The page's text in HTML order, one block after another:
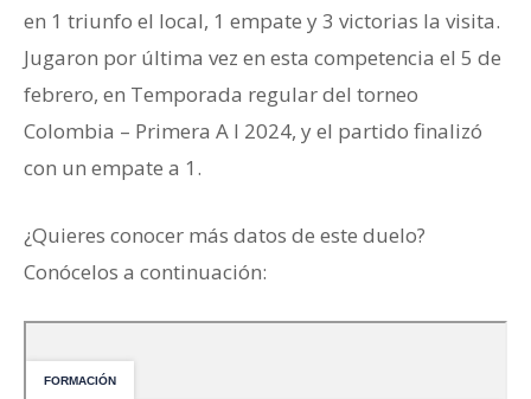
en 1 triunfo el local, 1 empate y 3 victorias la visita.
Jugaron por última vez en esta competencia el 5 de
febrero, en Temporada regular del torneo
Colombia – Primera A I 2024, y el partido finalizó
con un empate a 1.
¿Quieres conocer más datos de este duelo?
Conócelos a continuación: